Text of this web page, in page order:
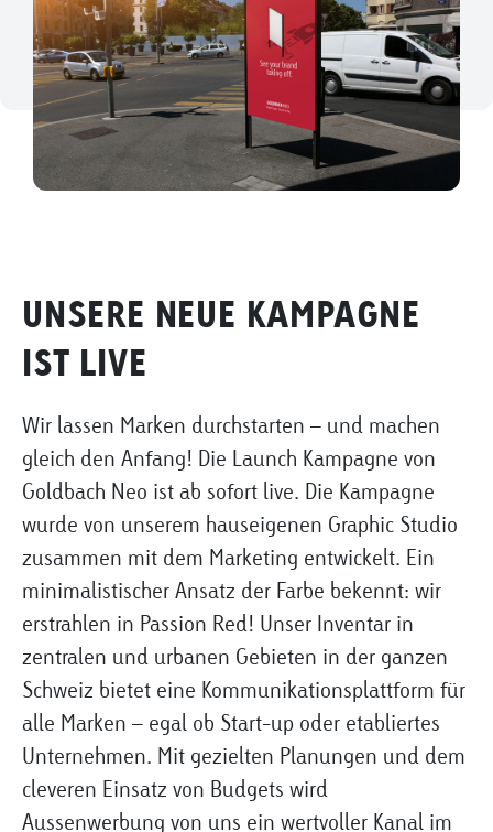
UNSERE NEUE KAMPAGNE
IST LIVE
Wir lassen Marken durchstarten – und machen
gleich den Anfang! Die Launch Kampagne von
Goldbach Neo ist ab sofort live. Die Kampagne
wurde von unserem hauseigenen Graphic Studio
zusammen mit dem Marketing entwickelt. Ein
minimalistischer Ansatz der Farbe bekennt: wir
erstrahlen in Passion Red! Unser Inventar in
zentralen und urbanen Gebieten in der ganzen
Schweiz bietet eine Kommunikationsplattform für
alle Marken – egal ob Start-up oder etabliertes
Unternehmen. Mit gezielten Planungen und dem
cleveren Einsatz von Budgets wird
Aussenwerbung von uns ein wertvoller Kanal im